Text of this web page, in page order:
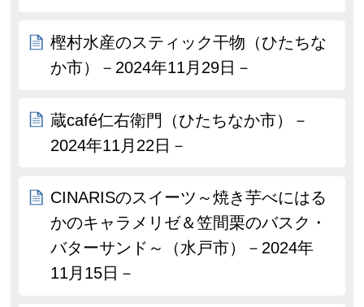
樫村水産のスティック干物（ひたちな
か市）－2024年11月29日－
蔵café仁右衛門（ひたちなか市）－
2024年11月22日－
CINARISのスイーツ～焼き芋べにはる
かのキャラメリゼ＆笠間栗のバスク・
バターサンド～（水戸市）－2024年
11月15日－